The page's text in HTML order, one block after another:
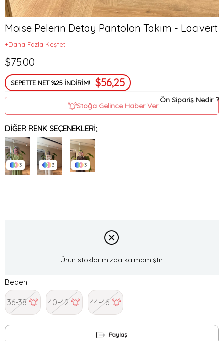
Moise Pelerin Detay Pantolon Takım - Lacivert
+Daha Fazla Keşfet
$75.00
SEPETTE NET %25 İNDİRİM! $56,25
Ön Sipariş Nedir ?
Stoğa Gelince Haber Ver
DIĞER RENK SEÇENEKLERI;
3 3 3
Ürün stoklarımızda kalmamıştır.
Beden
36-38 40-42 44-46
Paylaş